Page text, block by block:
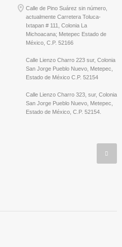
Calle de Pino Suárez sin número,
actualmente Carretera Toluca-
Ixtapan # 111, Colonia La
Michoacana; Metepec Estado de
México, C.P. 52166
Calle Lienzo Charro 223 sur, Colonia
San Jorge Pueblo Nuevo, Metepec,
Estado de México C.P. 52154
Calle Lienzo Charro 323, sur, Colonia
San Jorge Pueblo Nuevo, Metepec,
Estado de México, C.P. 52154.